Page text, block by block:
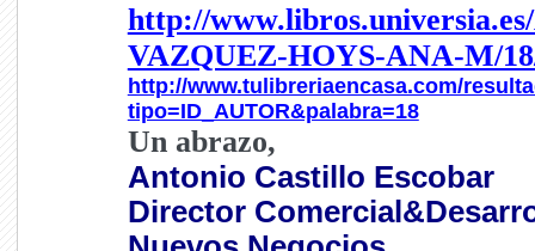
http://
VAZQUEZ-HOYS-ANA-M/
http://www.tulibreriaencasa.com/
tipo=ID_AUTOR&palabra=18
Un abrazo,
Antonio Castillo Escobar
Director